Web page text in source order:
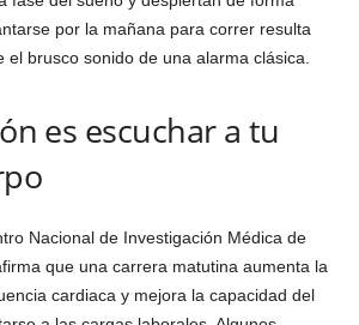
por la mañana para correr resulta
el brusco sonido de una alarma clásica.
es escuchar a tu
Nacional de Investigación Médica de
que una carrera matutina aumenta la
cardiaca y mejora la capacidad del